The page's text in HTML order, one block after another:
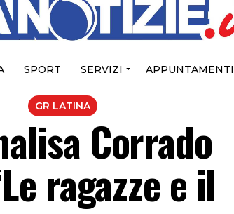
SPORT SERVIZI APPUNTAMENTI
GR LATINA
Corrado
ragazze e il